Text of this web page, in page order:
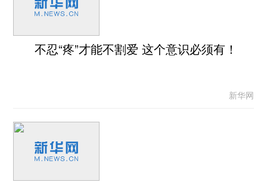
不忍“疼”才能不割爱 这个意识必须有！
新华网